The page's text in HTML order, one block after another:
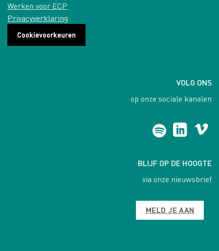
Werken voor ECP
Privacyverklaring
Cookievoorkeuren
VOLG ONS
op onze sociale kanalen
BLIJF OP DE HOOGTE
via onze nieuwsbrief
MELD JE AAN